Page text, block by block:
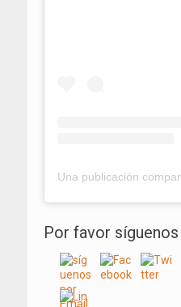
Por favor